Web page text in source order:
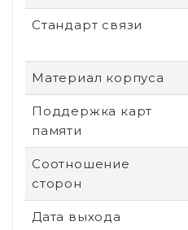
Стандарт связи
Материал корпуса
Поддержка карт
памяти
Соотношение
сторон
Дата выхода